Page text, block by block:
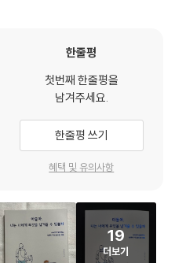
흐트러뜨릴 정도로 강하단다. 그
다고 생각하렴. 나 자신도 사람이
지. 즉, ‘의미’를 찾고자 주위를 둘
빠는 그렇게 생각해. 우리 인생은
의미) 찾기’ 같다고. 우리는 숨어 있
의미는 주변에 널려 있는데 우리가
했던 의미를 주변에서 발견하면
어.
장 중요한 것들을 아이에게 전해
언을 전할지 정리해보고, 아이의 입
가르침을 마음에 새길 수 있는 발
한줄평
첫번째 한줄평을
남겨주세요.
한줄평 쓰기
혜택 및 유의사항
19
더보기